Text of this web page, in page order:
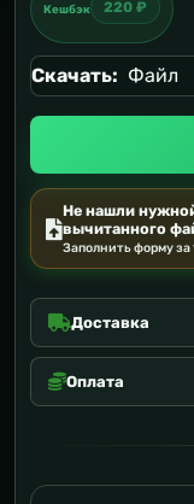
Кешбэк 220 ₽
Скачать: Файл
Не нашли
вычитанного
Заполнить форму за
Доставка
Оплата